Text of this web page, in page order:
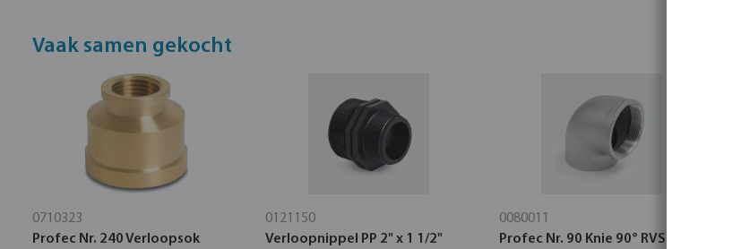
Vaak samen gekocht
0710323
Profec Nr. 240 Verloopsok
0121150
Verloopnippel PP 2" x 1 1/2"
0080011
Profec Nr. 90 Knie 90° RVS 316 1